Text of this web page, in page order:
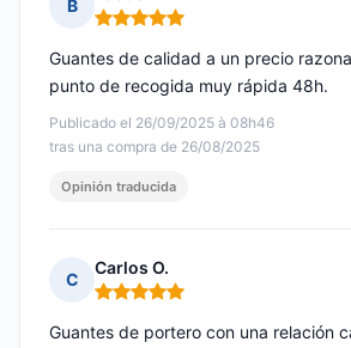
B
Nota: 5 de 5
Publicado el 26/09/2025 à 08h46
tras una compra de 26/08/2025
Guantes de calidad a un precio
punto de recogida muy rápida 48h.
Opinión traducida
C
Carlos O.
Nota: 5 de 5
Guantes de portero con una relación